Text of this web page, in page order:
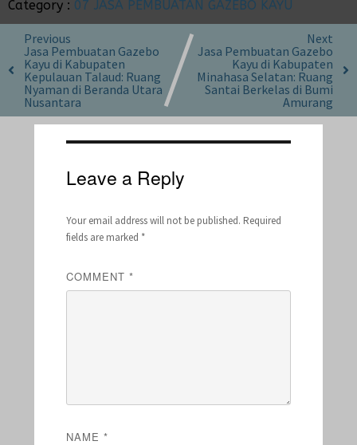
Category : 07 JASA PEMBUATAN GAZEBO KAYU
Previous
Jasa Pembuatan Gazebo
Kayu di Kabupaten
Kepulauan Talaud: Ruang
Nyaman di Beranda Utara
Nusantara
Next
Jasa Pembuatan Gazebo
Kayu di Kabupaten
Minahasa Selatan: Ruang
Santai Berkelas di Bumi
Amurang
Leave a Reply
Your email address will not be published. Required
fields are marked *
COMMENT *
NAME *